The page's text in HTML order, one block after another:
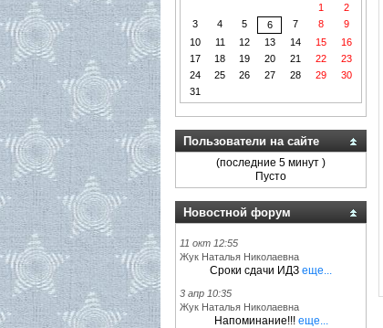
1
2
3
4 5 6 7 8
9
10
11 12 13 14 15
16
17
18 19 20 21 22
23
24
25 26 27 28 29
30
31
Пользователи на сайте
(последние 5 минут )
Пусто
Новостной форум
11 окт 12:55
Жук Наталья Николаевна
Сроки сдачи ИДЗ еще...
3 апр 10:35
Жук Наталья Николаевна
Напоминание!!! еще...